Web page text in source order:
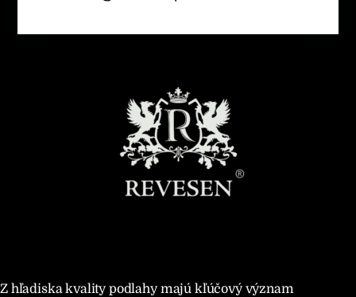
Z hľadiska kvality podlahy majú kľúčový význam